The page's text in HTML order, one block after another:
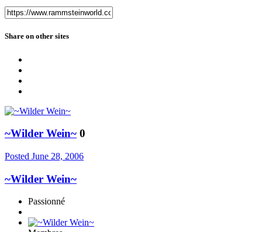
Share on other sites
~Wilder Wein~ 0
Posted June 28, 2006
~Wilder Wein~
Passionné